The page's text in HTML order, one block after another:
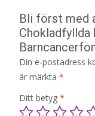
Bli först med
Din e-postadress
är märkta *
Ditt betyg *